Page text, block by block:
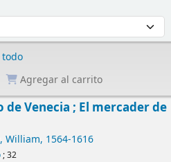
Agregar al carrito
Venecia ; El mercader de
William, 1564-1616
; 32